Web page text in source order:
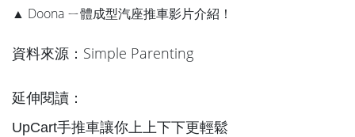
▲ Doona ㄧ體成型汽座推車影片介紹！
資料來源： Simple Parenting
延伸閱讀：
UpCart手推車讓你上上下下更輕鬆